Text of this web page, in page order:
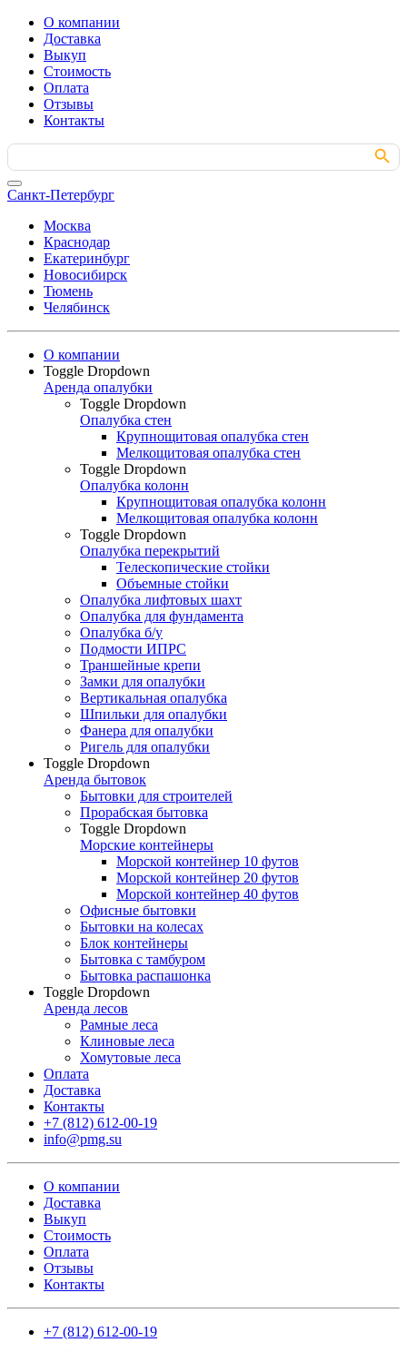
О компании
Доставка
Выкуп
Стоимость
Оплата
Отзывы
Контакты
Search
for:
Search Button
Санкт-Петербург
Москва
Краснодар
Екатеринбург
Новосибирск
Тюмень
Челябинск
О компании
Toggle Dropdown
Аренда опалубки
Toggle Dropdown
Опалубка стен
Крупнощитовая опалубка стен
Мелкощитовая опалубка стен
Toggle Dropdown
Опалубка колонн
Крупнощитовая опалубка колонн
Мелкощитовая опалубка колонн
Toggle Dropdown
Опалубка перекрытий
Телескопические стойки
Объемные стойки
Опалубка лифтовых шахт
Опалубка для фундамента
Опалубка б/у
Подмости ИПРС
Траншейные крепи
Замки для опалубки
Вертикальная опалубка
Шпильки для опалубки
Фанера для опалубки
Ригель для опалубки
Toggle Dropdown
Аренда бытовок
Бытовки для строителей
Прорабская бытовка
Toggle Dropdown
Морские контейнеры
Морской контейнер 10 футов
Морской контейнер 20 футов
Морской контейнер 40 футов
Офисные бытовки
Бытовки на колесах
Блок контейнеры
Бытовка с тамбуром
Бытовка распашонка
Toggle Dropdown
Аренда лесов
Рамные леса
Клиновые леса
Хомутовые леса
Оплата
Доставка
Контакты
+7 (812) 612-00-19
info@pmg.su
О компании
Доставка
Выкуп
Стоимость
Оплата
Отзывы
Контакты
+7 (812) 612-00-19